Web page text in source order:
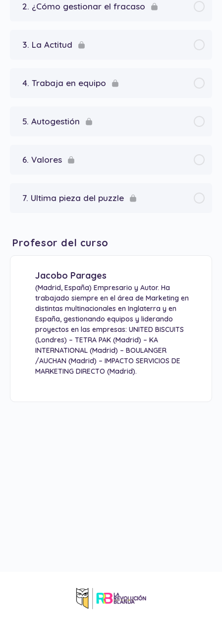
2. ¿Cómo gestionar el fracaso
3. La Actitud
4. Trabaja en equipo
5. Autogestión
6. Valores
7. Ultima pieza del puzzle
Profesor del curso
Jacobo Parages
(Madrid, España) Empresario y Autor. Ha
trabajado siempre en el área de Marketing en
distintas multinacionales en Inglaterra y en
España, gestionando equipos y liderando
proyectos en las empresas: UNITED BISCUITS
(Londres) – TETRA PAK (Madrid) – KA
INTERNATIONAL (Madrid) – BOULANGER
/AUCHAN (Madrid) – IMPACTO SERVICIOS DE
MARKETING DIRECTO (Madrid).